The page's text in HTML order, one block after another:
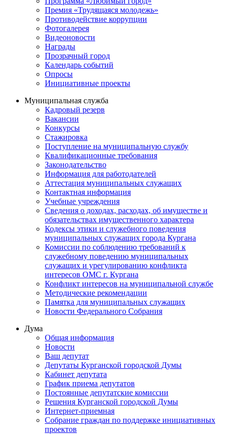
Премия «Трудящаяся молодежь»
Противодействие коррупции
Фотогалерея
Видеоновости
Награды
Прозрачный город
Календарь событий
Опросы
Инициативные проекты
Муниципальная служба
Кадровый резерв
Вакансии
Конкурсы
Стажировка
Поступление на муниципальную службу
Квалификационные требования
Законодательство
Информация для работодателей
Аттестация муниципальных служащих
Контактная информация
Учебные учреждения
Сведения о доходах, расходах, об имуществе и
обязательствах имущественного характера
Кодексы этики и служебного поведения
муниципальных служащих города Кургана
Комиссии по соблюдению требований к
служебному поведению муниципальных
служащих и урегулированию конфликта
интересов ОМС г. Кургана
Конфликт интересов на муниципальной службе
Методические рекомендации
Памятка для муниципальных служащих
Новости Федерального Cобрания
Дума
Общая информация
Новости
Ваш депутат
Депутаты Курганской городской Думы
Кабинет депутата
График приема депутатов
Постоянные депутатские комиссии
Решения Курганской городской Думы
Интернет-приемная
Собрание граждан по поддержке инициативных
проектов